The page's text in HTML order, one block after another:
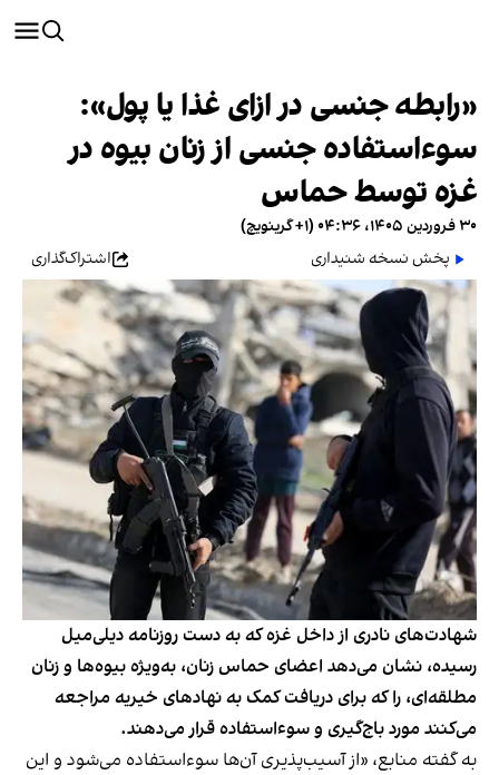
«رابطه جنسی در ازای غذا یا پول»:
سوءاستفاده جنسی از زنان بیوه در
غزه توسط حماس
۳۰ فروردین ۱۴۰۵، ۰۴:۳۶ (‎+۱ گرینویچ)
پخش نسخه شنیداری
اشتراک‌گذاری
شهادت‌های نادری از داخل غزه که به دست روزنامه دیلی‌میل
رسیده، نشان می‌دهد اعضای حماس زنان، به‌ویژه بیوه‌ها و زنان
مطلقه‌ای، را که برای دریافت کمک به نهادهای خیریه مراجعه
می‌کنند مورد باج‌گیری و سوءاستفاده قرار می‌دهند.
به گفته منابع، «از آسیب‌پذیری آن‌ها سوءاستفاده می‌شود و این